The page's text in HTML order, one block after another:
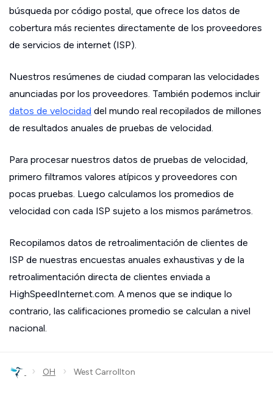
búsqueda por código postal, que ofrece los datos de
cobertura más recientes directamente de los proveedores
de servicios de internet (ISP).
Nuestros resúmenes de ciudad comparan las velocidades
anunciadas por los proveedores. También podemos incluir
datos de velocidad del mundo real recopilados de millones
de resultados anuales de pruebas de velocidad.
Para procesar nuestros datos de pruebas de velocidad,
primero filtramos valores atípicos y proveedores con
pocas pruebas. Luego calculamos los promedios de
velocidad con cada ISP sujeto a los mismos parámetros.
Recopilamos datos de retroalimentación de clientes de
ISP de nuestras encuestas anuales exhaustivas y de la
retroalimentación directa de clientes enviada a
HighSpeedInternet.com. A menos que se indique lo
contrario, las calificaciones promedio se calculan a nivel
nacional.
› OH › West Carrollton